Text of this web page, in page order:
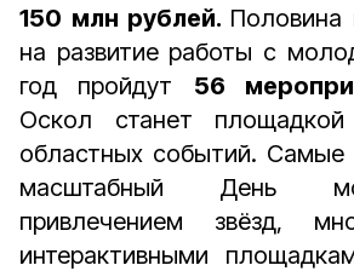
150 млн рублей. Половина
на развитие работы с
год пройдут 56
Оскол станет
областных событий. Самые
масштабный День
привлечением звёзд,
интерактивными